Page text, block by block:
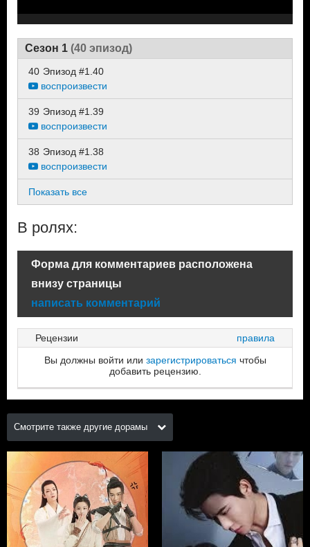
Сезон 1 (40 эпизод)
40 Эпизод #1.40
воспроизвести
39 Эпизод #1.39
воспроизвести
38 Эпизод #1.38
воспроизвести
Показать все
В ролях:
Форма для комментариев расположена
внизу страницы
написать комментарий
Рецензии
правила
Вы должны войти или зарегистрироваться чтобы
добавить рецензию.
Смотрите также другие дорамы